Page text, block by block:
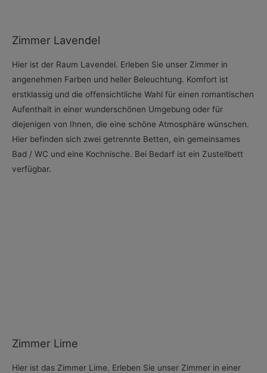
Zimmer Lavendel
Hier ist der Raum Lavendel. Erleben Sie unser Zimmer in
angenehmen Farben und heller Beleuchtung. Komfort ist
erstklassig und die offensichtliche Wahl für einen romantischen
Aufenthalt in einer wunderschönen Umgebung oder für
diejenigen von Ihnen, die eine schöne Atmosphäre wünschen.
Hier befinden sich zwei getrennte Betten, ein gemeinsames
Bad / WC und eine Kochnische. Bei Bedarf ist ein Zustellbett
verfügbar.
Zimmer Lime
Hier ist das Zimmer Lime. Erleben Sie unser Zimmer in einer